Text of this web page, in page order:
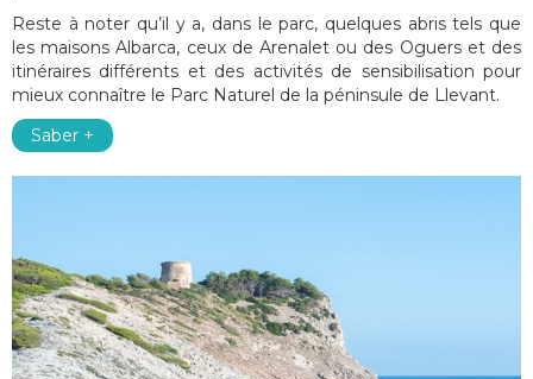
Reste à noter qu’il y a, dans le parc, quelques abris tels que
les maisons Albarca, ceux de Arenalet ou des Oguers et des
itinéraires différents et des activités de sensibilisation pour
mieux connaître le Parc Naturel de la péninsule de Llevant.
Saber +